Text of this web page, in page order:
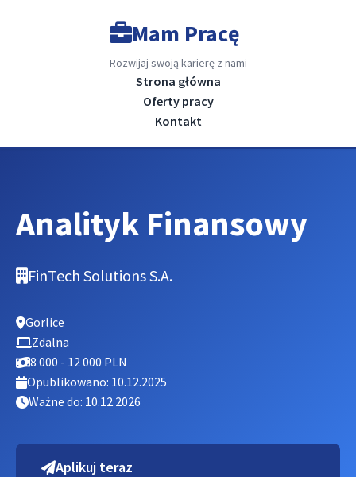
Mam Pracę
Rozwijaj swoją karierę z nami
Strona główna
Oferty pracy
Kontakt
Analityk Finansowy
FinTech Solutions S.A.
Gorlice
Zdalna
8 000 - 12 000 PLN
Opublikowano: 10.12.2025
Ważne do: 10.12.2026
Aplikuj teraz